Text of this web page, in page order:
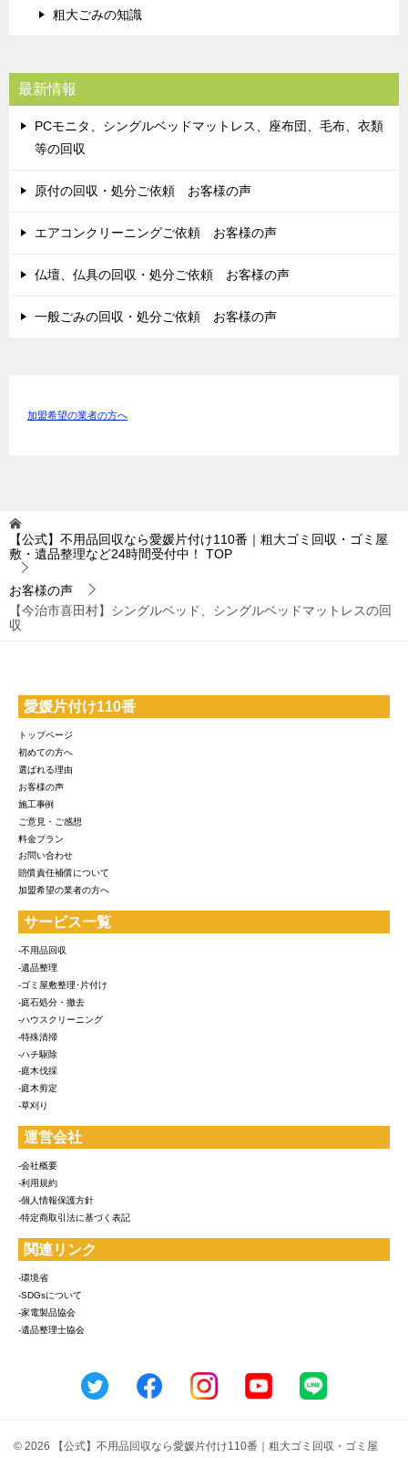
粗大ごみの知識
最新情報
PCモニタ、シングルベッドマットレス、座布団、毛布、衣類
等の回収
原付の回収・処分ご依頼 お客様の声
エアコンクリーニングご依頼 お客様の声
仏壇、仏具の回収・処分ご依頼 お客様の声
一般ごみの回収・処分ご依頼 お客様の声
加盟希望の業者の方へ
【公式】不用品回収なら愛媛片付け110番｜粗大ゴミ回収・ゴミ屋
敷・遺品整理など24時間受付中！
TOP
お客様の声
【今治市喜田村】シングルベッド、シングルベッドマットレスの回
収
愛媛片付け110番
トップページ
初めての方へ
選ばれる理由
お客様の声
施工事例
ご意見・ご感想
料金プラン
お問い合わせ
賠償責任補償について
加盟希望の業者の方へ
サービス一覧
-不用品回収
-遺品整理
-ゴミ屋敷整理･片付け
-庭石処分・撤去
-ハウスクリーニング
-特殊清掃
-ハチ駆除
-庭木伐採
-庭木剪定
-草刈り
運営会社
-会社概要
-利用規約
-個人情報保護方針
-特定商取引法に基づく表記
関連リンク
-環境省
-SDGsについて
-家電製品協会
-遺品整理士協会
© 2026 【公式】不用品回収なら愛媛片付け110番｜粗大ゴミ回収・ゴミ屋